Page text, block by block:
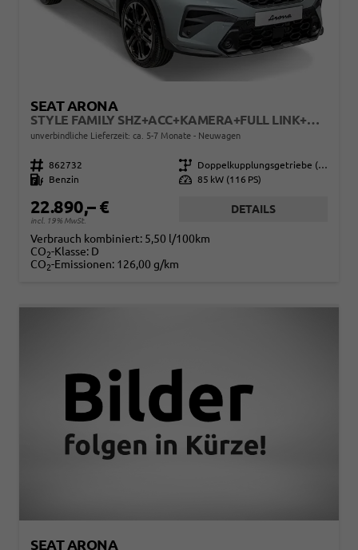
SEAT ARONA
STYLE FAMILY SHZ+ACC+KAMERA+FULL LINK+KLIMA+LED+16" ALU
unverbindliche Lieferzeit: ca. 5-7 Monate Neuwagen
Fahrzeugnr. 862732 Getriebe
Doppelkupplungsgetriebe (DSG)
Kraftstoff
Benzin Leistung 85 kW (116 PS)
22.890,– €
incl. 19% MwSt.
DETAILS
Verbrauch kombiniert: 5,50 l/100km
CO2-Klasse: D
CO2-Emissionen: 126,00 g/km
SEAT ARONA